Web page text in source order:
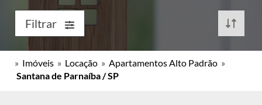
Filtrar
» Imóveis » Locação » Apartamentos Alto Padrão »
Santana de Parnaíba / SP